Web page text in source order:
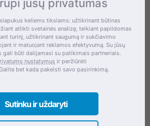
Lietuva
jūsų privatumas
keliems tikslams: užtikrinant būtinas
atlikti svetainės analizę, teikiant papildomas
turinį, užtikrinant saugumą ir sukčiavimo
ir matuojant reklamos efektyvumą. Su jūsų
gali būti dalijamasi su patikimais partneriais.
nustatymus ir peržiūrėti
bet kada pakeisti savo pasirinkimą.
Sutinku ir uždaryti